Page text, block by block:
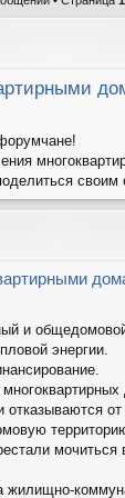
своим
и
энергии.
от
мочиться
жилищно-